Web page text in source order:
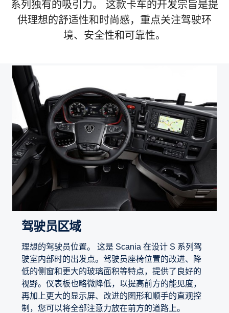
系列独有的吸引力。 这款卡车的开发宗旨是提
供理想的舒适性和时尚感，重点关注驾驶环
境、安全性和可靠性。
驾驶员区域
理想的驾驶员位置。 这是 Scania 在设计 S 系列驾
驶室内部时的出发点。驾驶员座椅位置的改进、降
低的侧窗和更大的玻璃面积等特点，提供了良好的
视野。仪表板也略微降低，以提高前方的能见度，
再加上更大的显示屏、改进的图形和顺手的直观控
制，您可以将全部注意力放在前方的道路上。